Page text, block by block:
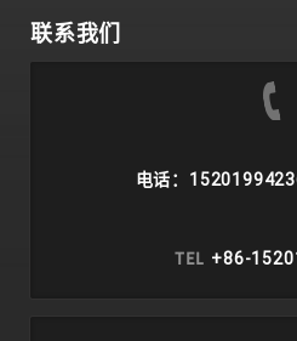
联系我们
电话：
TEL +86-